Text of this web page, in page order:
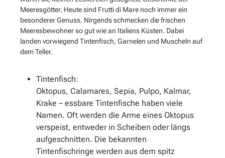
Meeresgötter. Heute sind Frutti di Mare noch immer ein
besonderer Genuss. Nirgends schmecken die frischen
Meeresbewohner so gut wie an Italiens Küsten. Dabei
landen vorwiegend Tintenfisch, Garnelen und Muscheln auf
dem Teller.
Tintenfisch:
Oktopus, Calamares, Sepia, Pulpo, Kalmar,
Krake – essbare Tintenfische haben viele
Namen. Oft werden die Arme eines Oktopus
verspeist, entweder in Scheiben oder längs
aufgeschnitten. Die bekannten
Tintenfischringe werden aus dem spitz